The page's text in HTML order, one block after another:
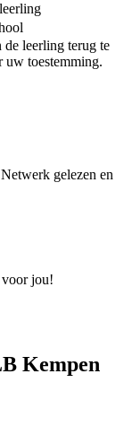
de leerling terug te
uw toestemming.
gelezen en
voor jou!
Kempen